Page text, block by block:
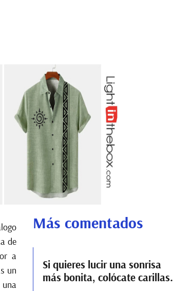
de
a
un
Más comentados
Si quieres lucir una sonrisa
más bonita, colócate carillas.